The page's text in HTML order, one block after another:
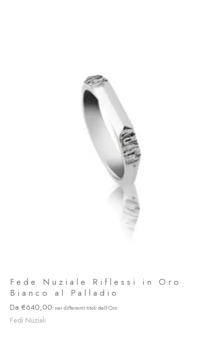
Fede Nuziale Riflessi in Oro
Bianco al Palladio
640,00
Fedi Nuziali